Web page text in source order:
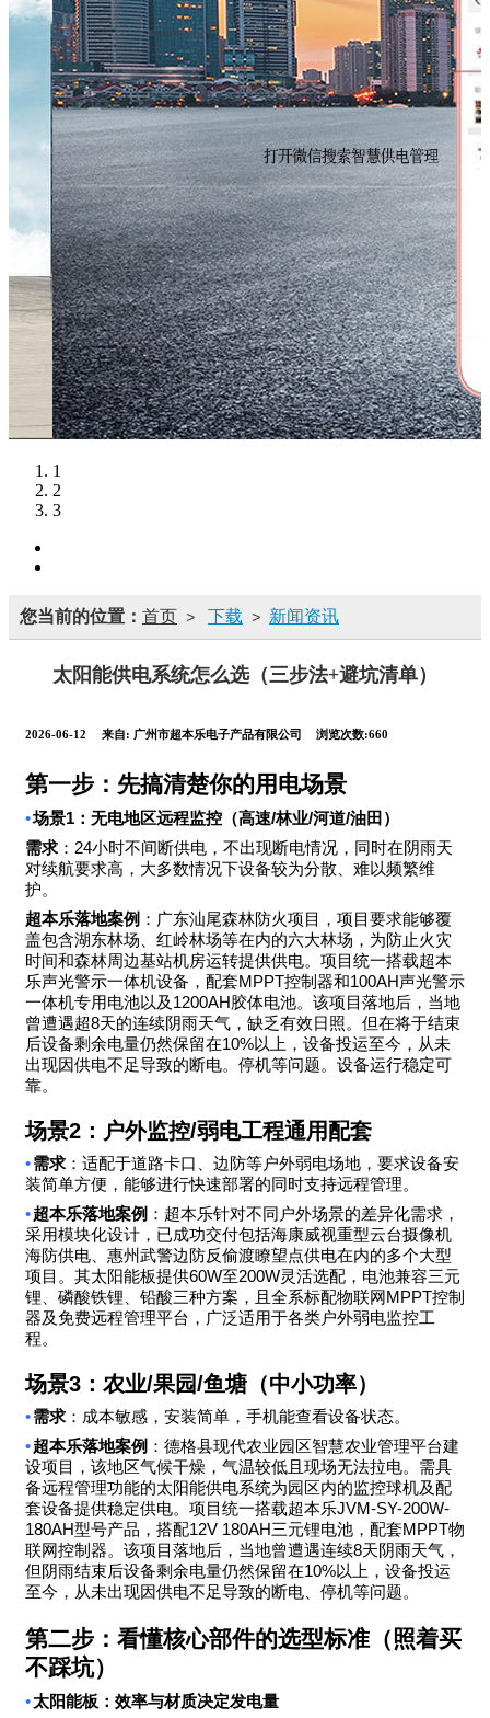
1
2
3
您当前的位置： 首页 > 下载 > 新闻资讯
太阳能供电系统怎么选（三步法+避坑清单）
2026-06-12 来自: 广州市超本乐电子产品有限公司 浏览次数:660
第一步：先搞清楚你的用电场景
•场景1 ：无电地区远程监控（高速/林业/河道/油田）
需求 ： 24小时不间断供电，不出现断电情况，同时在阴雨天
对续航要求高，大多数情况下设备较为分散、难以频繁维
护。
超本乐落地案例 ：广东汕尾森林防火项目，项目要求能够覆
盖包含湖东林场、红岭林场等在内的六大林场，为防止火灾
时间和森林周边基站机房运转提供供电。项目统一搭载超本
乐声光警示一体机设备，配套MPPT控制器和100AH声光警示
一体机专用电池以及 1200AH胶体电池。该项目落地后，当地
曾遭遇超8天的连续阴雨天气，缺乏有效日照。但在将于结束
后设备剩余电量仍然保留在10%以上，设备投运至今，从未
出现因供电不足导致的断电。停机等问题。设备运行稳定可
靠。
场景2 ：户外监控/弱电工程通用配套
•需求 ：适配于道路卡口、边防等户外弱电场地，要求设备安
装简单方便，能够进行快速部署的同时支持远程管理。
•超本乐落地案例 ：超本乐针对不同户外场景的差异化需求，
采用模块化设计，已成功交付包括海康威视重型云台摄像机
海防供电、惠州武警边防反偷渡瞭望点供电在内的多个大型
项目。其太阳能板提供60W至200W灵活选配，电池兼容三元
锂、磷酸铁锂、铅酸三种方案，且全系标配物联网 MPPT控制
器及免费远程管理平台，广泛适用于各类户外弱电监控工
程。
场景3 ：农业/果园/鱼塘（中小功率）
•需求 ：成本敏感，安装简单，手机能查看设备状态。
•超本乐落地案例 ：德格县现代农业园区智慧农业管理平台建
设项目，该地区气候干燥，气温较低且现场无法拉电。需具
备远程管理功能的太阳能供电系统为园区内的监控球机及配
套设备提供稳定供电。项目统一搭载超本乐JVM-SY-200W-
180AH型号产品，搭配12V 180AH三元锂电池，配套MPPT物
联网控制器。该项目落地后，当地曾遭遇连续8天阴雨天气，
但阴雨结束后设备剩余电量仍然保留在10%以上，设备投运
至今，从未出现因供电不足导致的断电、停机等问题。
第二步：看懂核心部件的选型标准（照着买
不踩坑）
•太阳能板：效率与材质决定发电量